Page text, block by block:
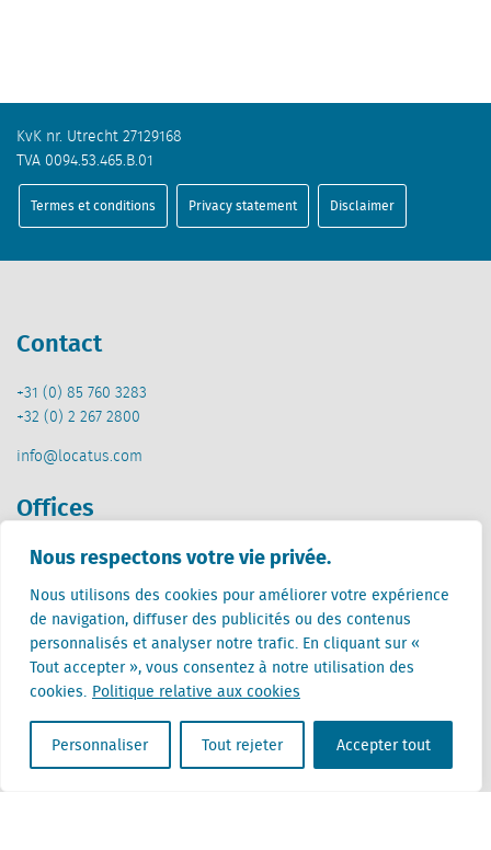
Nous respectons votre vie privée.
Nous utilisons des cookies pour améliorer votre expérience
de navigation, diffuser des publicités ou des contenus
personnalisés et analyser notre trafic. En cliquant sur «
Tout accepter », vous consentez à notre utilisation des
cookies. Politique relative aux cookies
Personnaliser Tout rejeter Accepter tout
KvK nr. Utrecht 27129168
TVA 0094.53.465.B.01
Termes et conditions Privacy statement Disclaimer
Contact
+31 (0) 85 760 3283
+32 (0) 2 267 2800
info@locatus.com
Offices
Pays-Bas (siège)
Stationsplein 32
3511 ED Utrecht
Belgique
Rue Cantersteen 47
1000 Bruxelles